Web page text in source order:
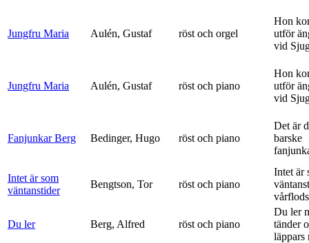
Jungfru Maria Aulén, Gustaf röst och orgel
Hon
utför
vid
Jungfru Maria Aulén, Gustaf röst och piano
Hon
utför
vid
Fanjunkar Berg Bedinger, Hugo röst och piano
Det är
barske
Intet är som
väntanstider
Bengtson, Tor röst och piano
Intet är
Du ler Berg, Alfred röst och piano
Du ler
tänder
läppars